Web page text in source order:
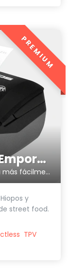
Sistemes Informatics Empordà SLL
Factura más, reduce gastos y gestiona más fácilmente tu negocio
y
street food.
TPV
PREMIUM